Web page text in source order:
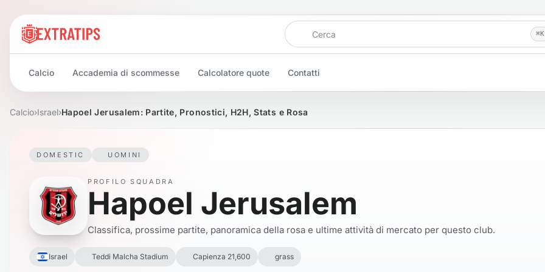
Cerca
⌘K
Calcio Accademia di scommesse Calcolatore quote Contatti
Calcio›Israel›Hapoel Jerusalem: Partite, Pronostici, H2H, Stats e Rosa
DOMESTIC UOMINI
PROFILO SQUADRA
Hapoel Jerusalem
Classifica, prossime partite, panoramica della rosa e ultime attività di mercato per questo club.
Israel Teddi Malcha Stadium Capienza 21,600 grass